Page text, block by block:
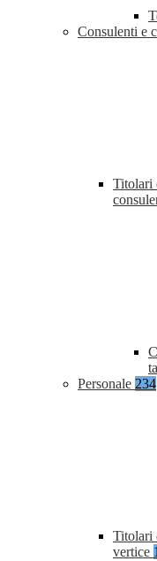
Consulenti e
Titolari
Personale 234
Titolari
vertice 1